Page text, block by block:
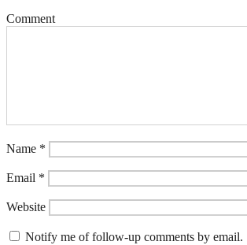
Comment
Name *
Email *
Website
Notify me of follow-up comments by email.